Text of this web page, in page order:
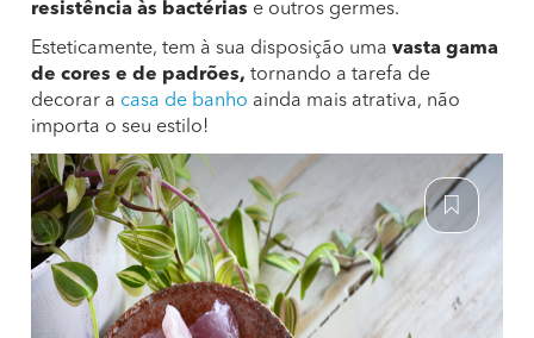
resistência às bactérias e outros germes.
Esteticamente, tem à sua disposição uma vasta gama
de cores e de padrões, tornando a tarefa de
decorar a casa de banho ainda mais atrativa, não
importa o seu estilo!